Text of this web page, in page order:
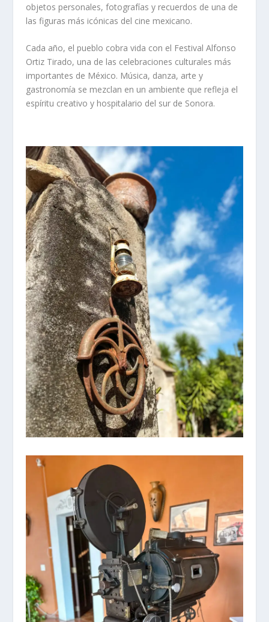
objetos personales, fotografías y recuerdos de una de
las figuras más icónicas del cine mexicano.
Cada año, el pueblo cobra vida con el Festival Alfonso
Ortiz Tirado, una de las celebraciones culturales más
importantes de México. Música, danza, arte y
gastronomía se mezclan en un ambiente que refleja el
espíritu creativo y hospitalario del sur de Sonora.